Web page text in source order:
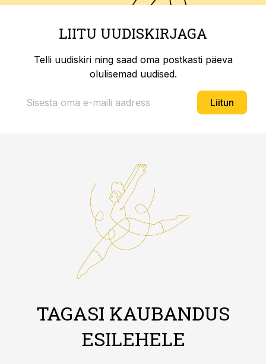
LIITU UUDISKIRJAGA
Telli uudiskiri ning saad oma postkasti päeva
olulisemad uudised.
Liitun
TAGASI KAUBANDUS
ESILEHELE